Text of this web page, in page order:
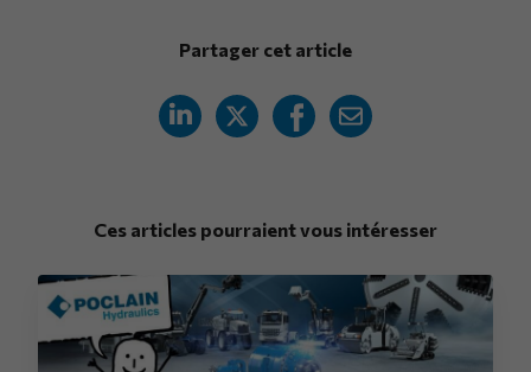
Partager cet article
Ces articles pourraient vous intéresser